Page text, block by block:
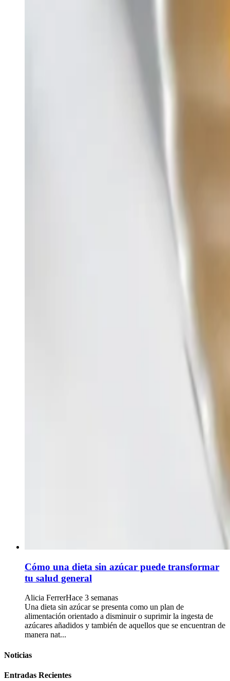
Cómo una dieta sin azúcar puede transformar
tu salud general
Alicia FerrerHace 3 semanas
Una dieta sin azúcar se presenta como un plan de
alimentación orientado a disminuir o suprimir la ingesta de
azúcares añadidos y también de aquellos que se encuentran de
manera nat...
Noticias
Entradas Recientes